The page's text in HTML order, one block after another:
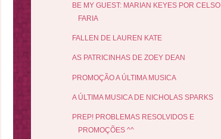
BE MY GUEST: MARIAN KEYES POR CELSO
FARIA
FALLEN DE LAUREN KATE
AS PATRICINHAS DE ZOEY DEAN
PROMOÇÃO A ÚLTIMA MUSICA
A ÚLTIMA MUSICA DE NICHOLAS SPARKS
PREP! PROBLEMAS RESOLVIDOS E
PROMOÇÕES ^^